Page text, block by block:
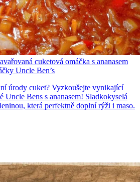
cuketová omáčka s ananasem
Uncle Ben’s
úrody cuket? Vyzkoušejte vynikající
Uncle Bens s ananasem! Sladkokyselá
která perfektně doplní rýži i maso.